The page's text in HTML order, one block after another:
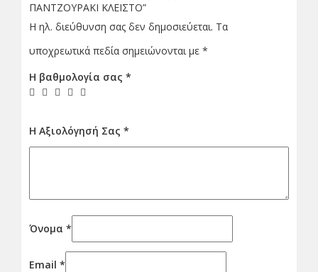
ΠΑΝΤΖΟΥΡΑΚΙ ΚΛΕΙΣΤΟ”
Η ηλ. διεύθυνση σας δεν δημοσιεύεται. Τα
υποχρεωτικά πεδία σημειώνονται με *
Η βαθμολογία σας *
Η Αξιολόγησή Σας *
Όνομα *
Email *